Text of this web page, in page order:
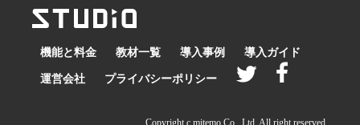
機能と料金 教材一覧 導入事例 導入ガイド
運営会社 プライバシーポリシー